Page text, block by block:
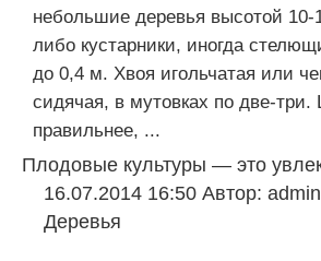
небольшие деревья высотой 10-
либо кустарники, иногда
до 0,4 м. Хвоя игольчатая или
сидячая, в мутовках по две-три.
правильнее, ...
Плодовые культуры — это
16.07.2014 16:50 Автор: admin
Деревья